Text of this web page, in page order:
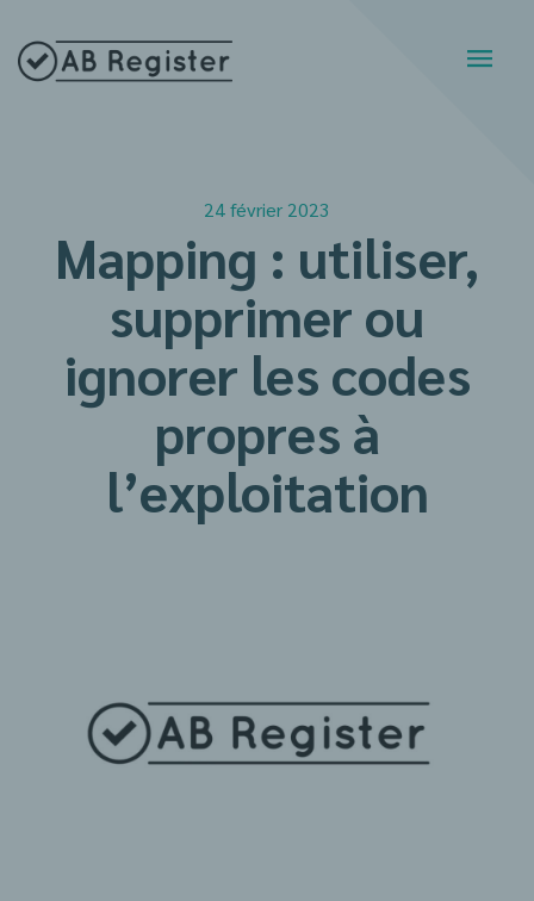
24 février 2023
Mapping : utiliser,
supprimer ou
ignorer les codes
propres à
l’exploitation